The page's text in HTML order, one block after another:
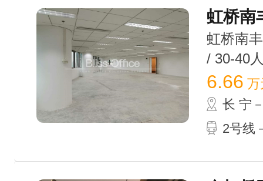
虹桥南
虹桥南
/ 30-40
6.66 万
长 宁
2号线